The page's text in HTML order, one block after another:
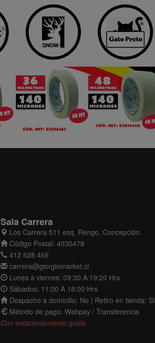
Sala Carrera
Los Carrera 511 esq. Rengo, Concepción.
Código Postal: 4030478
412 628 466
carrera@giorgiomarket.cl
Lunes a viernes: 09:30 A 19:20 Hrs
Sábados: 11:00 A 18:00 Hrs
Despacho a domicilio: No | Retiro en tienda: Si
Método de pago: Webpay / Transferencia
Con estacionamiento gratis